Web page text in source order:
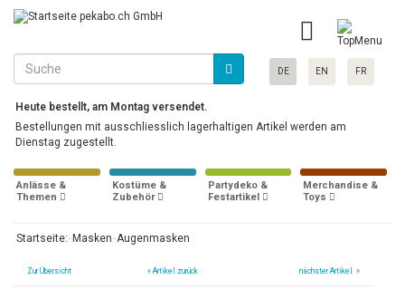
DE EN FR
Heute bestellt, am Montag versendet.
Bestellungen mit ausschliesslich lagerhaltigen Artikel werden am
Dienstag zugestellt.
Anlässe &
Themen
Kostüme &
Zubehör
Partydeko &
Festartikel
Merchandise &
Toys
Startseite: Masken Augenmasken
Zur Übersicht «Artikel zurück nächster Artikel »